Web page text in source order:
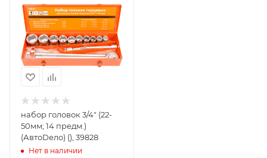
набор головок 3/4" (22-
50мм; 14 предм.)
(АвтоDело) (), 39828
Нет в наличии